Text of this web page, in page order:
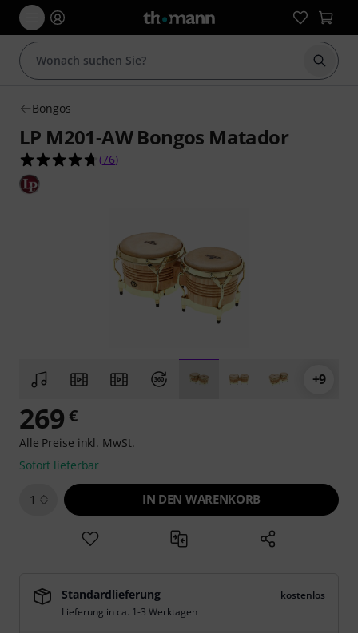
Suche
Bongos
LP M201-AW Bongos Matador
4.7 von 5 Sternen aus 76 Kundenbewertungen
(76)
+9
269 €
Alle Preise inkl. MwSt.
Sofort lieferbar
1 IN DEN WARENKORB
Standardlieferung
kostenlos
Lieferung in ca. 1-3 Werktagen